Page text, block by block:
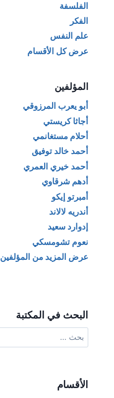
الفلسفة
الفكر
علم النفس
عرض كل الأقسام
المؤلفين
أبو يعرب المرزوقي
أجاثا كريستي
أحلام مستغانمي
أحمد خالد توفيق
أحمد خيري العمري
أدهم شرقاوي
أمبرتو إيكو
أندريه لالاند
إدوارد سعيد
نعوم تشومسكي
عرض المزيد من المؤلفين
البحث في المكتبة
عن:
الأقسام